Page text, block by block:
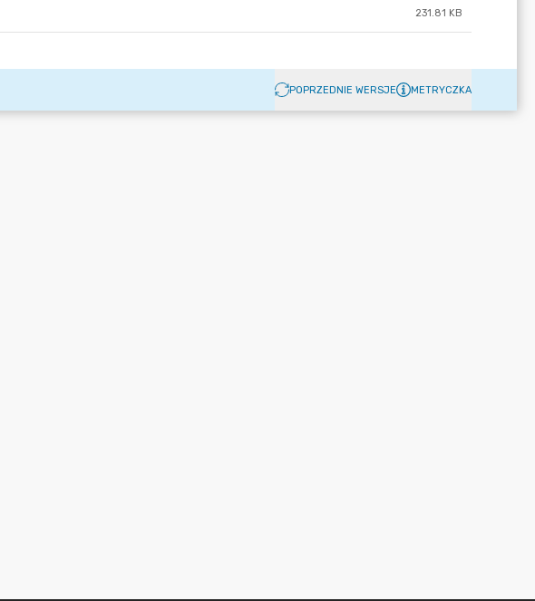
231.81 KB
POPRZEDNIE WERSJE METRYCZKA